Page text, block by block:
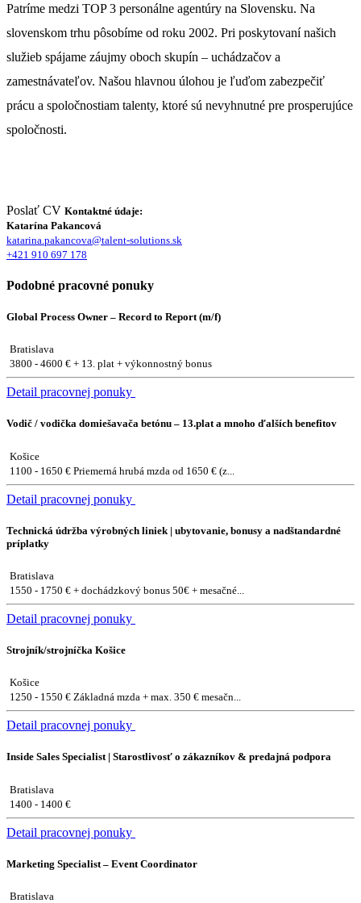
Patríme medzi TOP 3 personálne agentúry na Slovensku. Na
slovenskom trhu pôsobíme od roku 2002. Pri poskytovaní našich
služieb spájame záujmy oboch skupín – uchádzačov a
zamestnávateľov. Našou hlavnou úlohou je ľuďom zabezpečiť
prácu a spoločnostiam talenty, ktoré sú nevyhnutné pre prosperujúce
spoločnosti.
Poslať CV Kontaktné údaje:
Katarína Pakancová
katarina.pakancova@talent-solutions.sk
+421 910 697 178
Podobné pracovné ponuky
Global Process Owner – Record to Report (m/f)
Bratislava
3800 - 4600 € + 13. plat + výkonnostný bonus
Detail pracovnej ponuky
Vodič / vodička domiešavača betónu – 13.plat a mnoho ďalších benefitov
Košice
1100 - 1650 € Priemerná hrubá mzda od 1650 € (z...
Detail pracovnej ponuky
Technická údržba výrobných liniek | ubytovanie, bonusy a nadštandardné
príplatky
Bratislava
1550 - 1750 € + dochádzkový bonus 50€ + mesačné...
Detail pracovnej ponuky
Strojník/strojníčka Košice
Košice
1250 - 1550 € Základná mzda + max. 350 € mesačn...
Detail pracovnej ponuky
Inside Sales Specialist | Starostlivosť o zákazníkov & predajná podpora
Bratislava
1400 - 1400 €
Detail pracovnej ponuky
Marketing Specialist – Event Coordinator
Bratislava